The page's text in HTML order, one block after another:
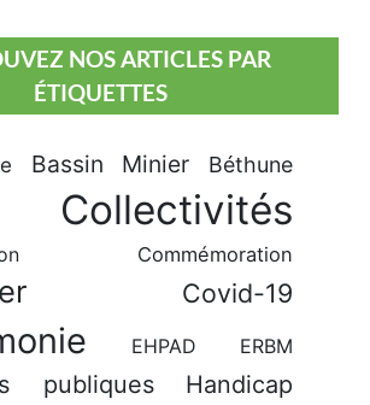
NOS ARTICLES PAR
ÉTIQUETTES
Bassin Minier Béthune
Collectivités
Commémoration
Covid-19
EHPAD ERBM
publiques Handicap